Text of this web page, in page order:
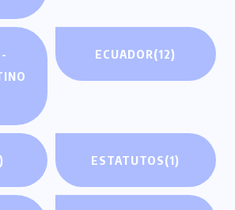
ECUADOR(12)
ESTATUTOS(1)